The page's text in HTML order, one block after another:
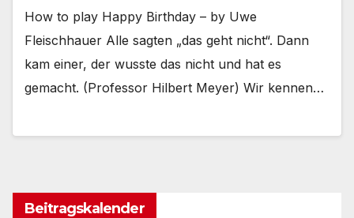
How to play Happy Birthday – by Uwe
Fleischhauer Alle sagten „das geht nicht“. Dann
kam einer, der wusste das nicht und hat es
gemacht. (Professor Hilbert Meyer) Wir kennen…
Beitragskalender